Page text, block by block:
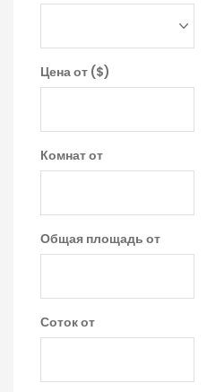
Цена от ($)
Комнат от
Общая площадь от
Соток от